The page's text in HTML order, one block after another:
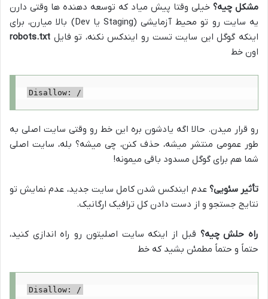
مشکل چیه؟ خیلی وقتا پیش میاد که توسعه دهنده ها وقتی دارن
یه سایت رو تو محیط آزمایشی (Staging یا Dev) بالا میارن، برای
اینکه گوگل این سایت تست رو ایندکس نکنه، تو فایل robots.txt
اون خط
Disallow: /
رو قرار میدن. حالا اگه یادشون بره این خط رو وقتی سایت اصلی به
طور عمومی منتشر میشه، حذف کنن، چی میشه؟ بله، سایت اصلی
شما هم برای گوگل مسدود باقی میمونه!
تأثیر سئویی؟ عدم ایندکس شدن کامل سایت جدید، عدم نمایش تو
نتایج جستجو و از دست دادن کل ترافیک ارگانیک.
راه حلش چیه؟ قبل از اینکه سایت اصلیتون رو راه اندازی کنید،
حتماً و حتماً مطمئن بشید که خط
Disallow: /